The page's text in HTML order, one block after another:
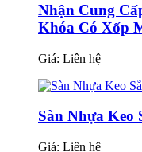
Nhận Cung
Khóa Có Xốp
Giá: Liên hệ
Sàn Nhựa Keo
Giá: Liên hệ